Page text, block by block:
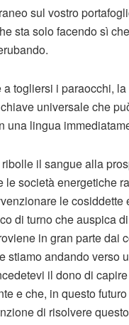
sul vostro
sta solo facendo sì
togliersi i paraocchi,
universale che
una lingua
il sangue alla
società energetiche
le
di turno che auspica
in gran parte
stiamo andando verso
il ​​dono di
e che, in questo
di risolvere